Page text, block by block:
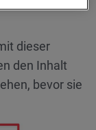
dieser
den Inhalt
bevor sie